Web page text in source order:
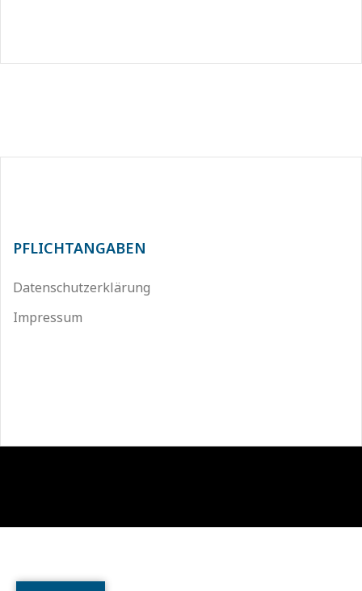
PFLICHTANGABEN
Datenschutzerklärung
Impressum